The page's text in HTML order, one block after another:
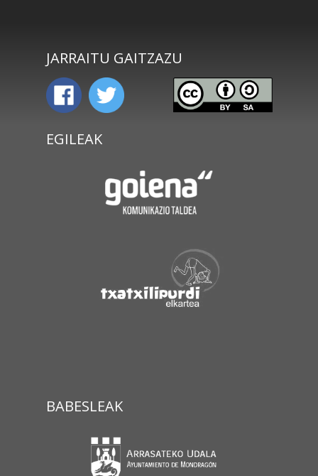
JARRAITU GAITZAZU
EGILEAK
BABESLEAK